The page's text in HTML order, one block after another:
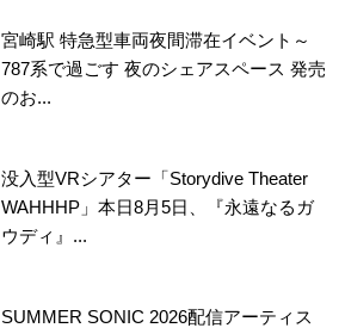
宮崎駅 特急型車両夜間滞在イベント～
787系で過ごす 夜のシェアスペース 発売
のお...
没入型VRシアター「Storydive Theater
WAHHHP」本日8月5日、『永遠なるガ
ウディ』...
SUMMER SONIC 2026配信アーティス